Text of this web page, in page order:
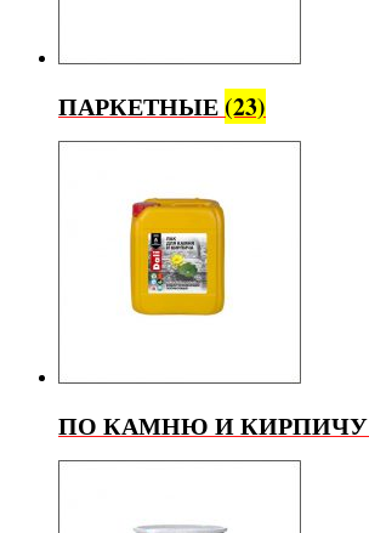
ПАРКЕТНЫЕ (23)
ПО КАМНЮ И КИРПИЧУ